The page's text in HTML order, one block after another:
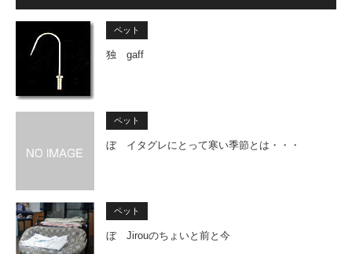
ペット
独 gaff
ペット
ぼ イタグレにとって寒い季節とは・・・
ペット
ぼ Jirouのちょいと前と今